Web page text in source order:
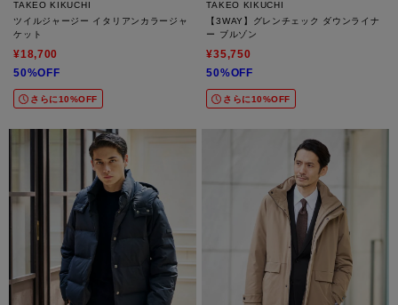
TAKEO KIKUCHI
ツイルジャージー イタリアンカラージャ
ケット
¥18,700
50%OFF
さらに10%OFF
TAKEO KIKUCHI
【3WAY】グレンチェック ダウンライナ
ー ブルゾン
¥35,750
50%OFF
さらに10%OFF